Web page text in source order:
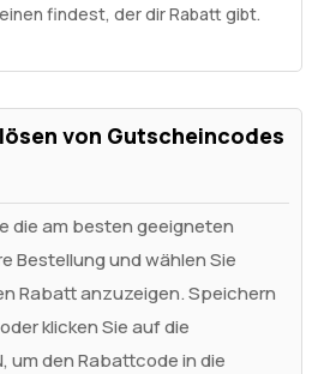
findest, der dir Rabatt gibt.
von Gutscheincodes
die am besten geeigneten
Bestellung und wählen Sie
Rabatt anzuzeigen. Speichern
klicken Sie auf die
um den Rabattcode in die